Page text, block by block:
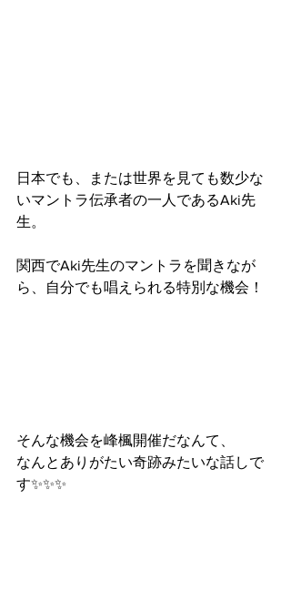
日本でも、または世界を見ても数少な
いマントラ伝承者の一人であるAki先
生。
関西でAki先生のマントラを聞きなが
ら、自分でも唱えられる特別な機会！
そんな機会を峰楓開催だなんて、
なんとありがたい奇跡みたいな話しで
す✨✨✨